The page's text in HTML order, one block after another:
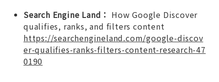
Search Engine Land： How Google Discover
qualifies, ranks, and filters content
https://searchengineland.com/google-discov
er-qualifies-ranks-filters-content-research-47
0190